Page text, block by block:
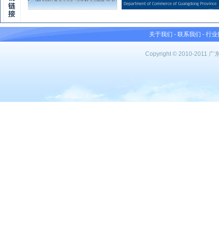
关于我们 - 联系我们 - 行业
Copyright © 2010-2011 广